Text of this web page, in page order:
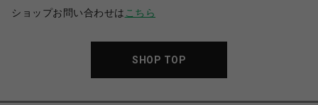
ショップお問い合わせは こちら
SHOP TOP